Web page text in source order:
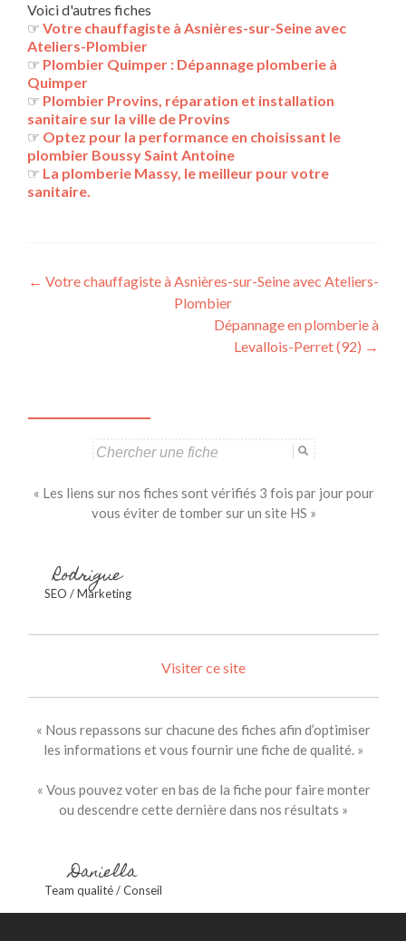
Voici d'autres fiches
☞ Votre chauffagiste à Asnières-sur-Seine avec
Ateliers-Plombier
☞ Plombier Quimper : Dépannage plomberie à
Quimper
☞ Plombier Provins, réparation et installation
sanitaire sur la ville de Provins
☞ Optez pour la performance en choisissant le
plombier Boussy Saint Antoine
☞ La plomberie Massy, le meilleur pour votre
sanitaire.
Navigation
← Votre chauffagiste à Asnières-sur-Seine avec Ateliers-
Plombier
Dépannage en plomberie à
Levallois-Perret (92) →
« Les liens sur nos fiches sont vérifiés 3 fois par jour pour
vous éviter de tomber sur un site HS »
Rodrigue
SEO / Marketing
Visiter ce site
« Nous repassons sur chacune des fiches afin d’optimiser
les informations et vous fournir une fiche de qualité. »
« Vous pouvez voter en bas de la fiche pour faire monter
ou descendre cette dernière dans nos résultats »
Daniella
Team qualité / Conseil